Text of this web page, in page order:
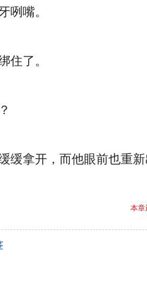
咧嘴。
住了。
缓拿开，而他眼前也重新
本章